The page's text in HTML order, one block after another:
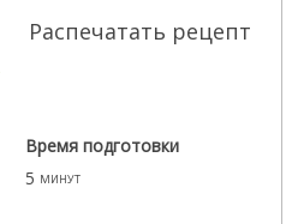
Распечатать рецепт
Время подготовки
5 минут